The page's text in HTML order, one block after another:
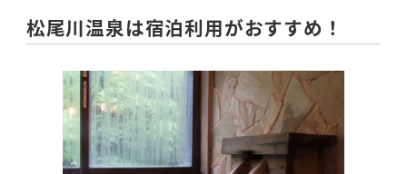
松尾川温泉は宿泊利用がおすすめ！